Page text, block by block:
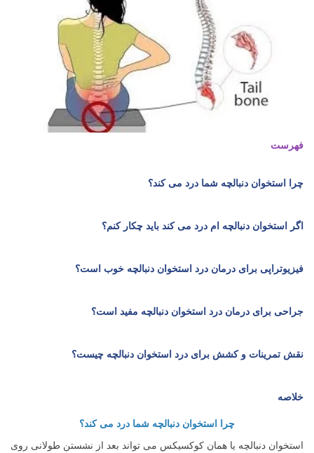
فهرست
چرا استخوان دنبالچه شما درد می کند؟
اگر استخوان دنبالچه ام درد می کند باید چکار کنم؟
فیزیوتراپی برای درمان درد استخوان دنبالچه خوب است؟
جراحی برای درمان درد استخوان دنبالچه مفید است؟
نقش تمرینات و کشش برای درد استخوان دنبالچه چیست؟
خلاصه
چرا استخوان دنبالچه شما درد می کند؟
استخوان دنبالچه یا همان کوکسیکس می تواند بعد از نشستن طولانی روی